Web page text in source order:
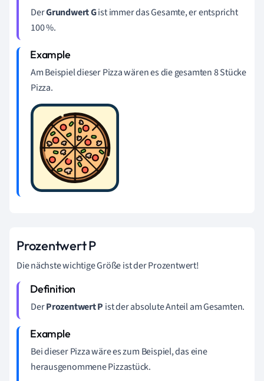
DerGrundwert Gist immer das Gesamte, er entspricht
100 %.
Am Beispiel dieser Pizza wären es die gesamten 8 Stücke
Pizza.
Prozentwert P
Die nächste wichtige Größe ist der Prozentwert!
DerProzentwert P ist der absolute Anteil am Gesamten.
Bei dieser Pizza wäre es zum Beispiel, das eine
herausgenommene Pizzastück.